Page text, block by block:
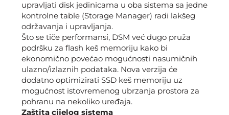
upravljati disk jedinicama u oba sistema sa jedne
kontrolne table (Storage Manager) radi lakšeg
održavanja i upravljanja.
Što se tiče performansi, DSM već dugo pruža
podršku za flash keš memoriju kako bi
ekonomično povećao mogućnosti nasumičnih
ulazno/izlaznih podataka. Nova verzija će
dodatno optimizirati SSD keš memoriju uz
mogućnost istovremenog ubrzanja prostora za
pohranu na nekoliko uređaja.
Zaštita cijelog sistema